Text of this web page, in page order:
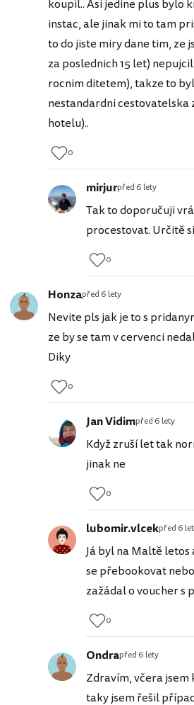
koupil.. Asi jedine plus bylo
instac, ale jinak mi to tam
to do jiste miry dane tim, ze
za poslednich 15 let)
rocnim ditetem), takze to
nestandardni cestovatelska
hotelu)..
0
mirjurpřed 6 lety
Tak to doporučuji
procestovat. Určitě
0
Honzapřed 6 lety
Nevite pls jak je to s
ze by se tam v cervenci
Diky
0
Jan Vidimpřed 6 lety
Když zruší let tak
jinak ne
0
lubomir.vlcekpřed 6
Já byl na Maltě
se přebookovat
zažádal o voucher s
0
Ondrapřed 6 lety
Zdravím, včera
taky jsem řešil